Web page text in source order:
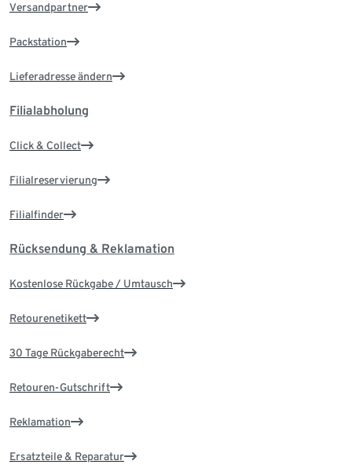
Versandpartner
Packstation
Lieferadresse ändern
Filialabholung
Click & Collect
Filialreservierung
Filialfinder
Rücksendung & Reklamation
Kostenlose Rückgabe / Umtausch
Retourenetikett
30 Tage Rückgaberecht
Retouren-Gutschrift
Reklamation
Ersatzteile & Reparatur